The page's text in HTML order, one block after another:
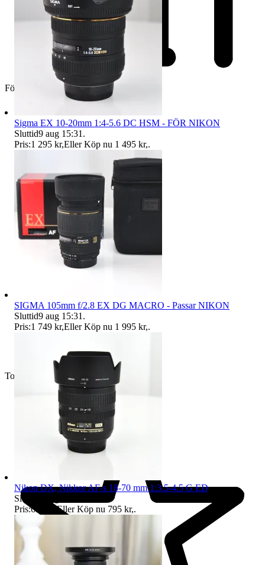
Företag
Toppsäljare
Sigma EX 10-20mm 1:4-5.6 DC HSM - FÖR NIKON
Sluttid9 aug 15:31 .
Pris:1 295 kr,Eller Köp nu 1 495 kr,.
SIGMA 105mm f/2.8 EX DG MACRO - Passar NIKON
Sluttid9 aug 15:31 .
Pris:1 749 kr,Eller Köp nu 1 995 kr,.
Nikon DX, Nikkor AF-s 18-70 mm 1:3.5-4.5 G ED
Sluttid
Pris:695 kr ,Eller Köp nu 795 kr,.